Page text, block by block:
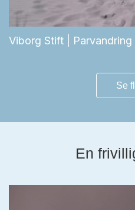
Viborg Stift | Parvandring
Se
En